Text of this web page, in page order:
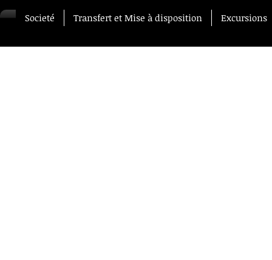
Societé Transfert et Mise à disposition Excursions